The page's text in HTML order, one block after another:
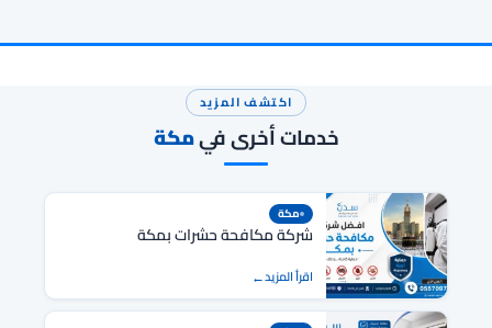
اكتشف المزيد
خدمات أخرى فيمكة
مكة
شركة مكافحة حشرات بمكة
اقرأ المزيد